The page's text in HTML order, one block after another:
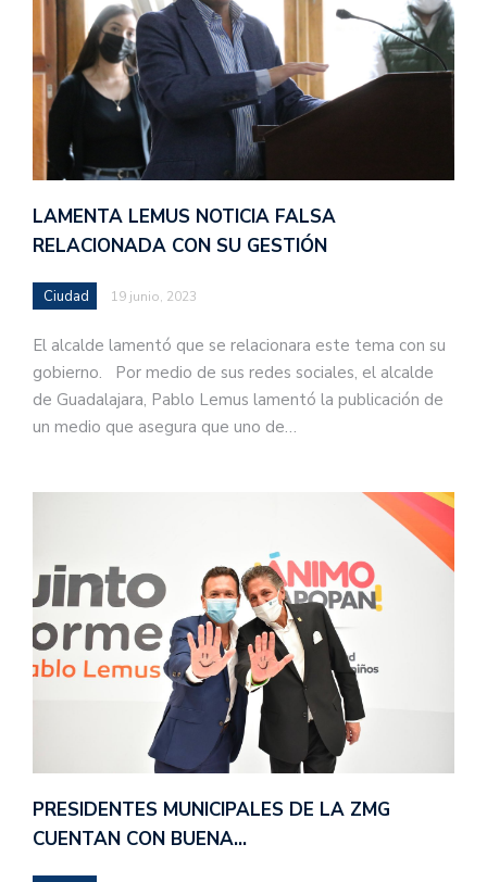
LAMENTA LEMUS NOTICIA FALSA
RELACIONADA CON SU GESTIÓN
Ciudad 19 junio, 2023
El alcalde lamentó que se relacionara este tema con su
gobierno. Por medio de sus redes sociales, el alcalde
de Guadalajara, Pablo Lemus lamentó la publicación de
un medio que asegura que uno de…
PRESIDENTES MUNICIPALES DE LA ZMG
CUENTAN CON BUENA…